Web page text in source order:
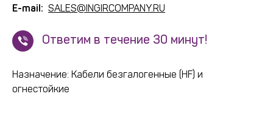
E-mail: SALES@INGIRCOMPANY.RU
! Ответим в течение 30 минут!
Назначение: Кабели безгалогенные (HF) и
огнестойкие